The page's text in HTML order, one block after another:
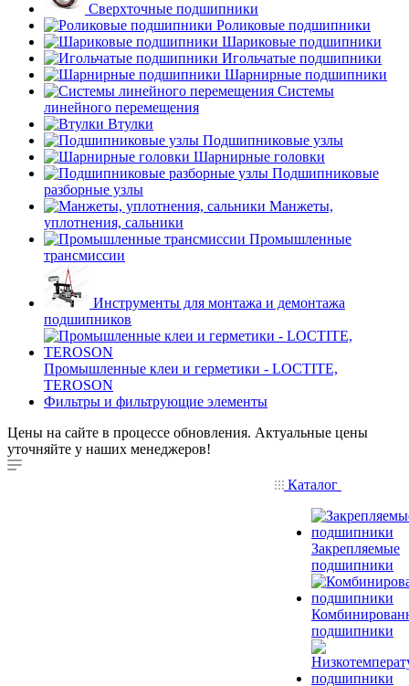
Сверхточные подшипники
Роликовые подшипники
Шариковые подшипники
Игольчатые подшипники
Шарнирные подшипники
Системы
линейного перемещения
Втулки
Подшипниковые узлы
Шарнирные головки
Подшипниковые
разборные узлы
Манжеты,
уплотнения, сальники
Промышленные
трансмиссии
Инструменты для монтажа и демонтажа
подшипников
Промышленные клеи и герметики - LOCTITE,
TEROSON
Фильтры и фильтрующие элементы
Цены на сайте в процессе обновления. Актуальные цены
уточняйте у наших менеджеров!
Каталог
Закрепляемые
подшипники
подшипники